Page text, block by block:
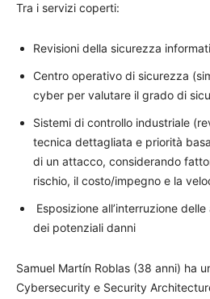
Tra i servizi coperti:
Revisioni della sicurezza
Centro operativo di sicurezza
cyber per valutare il grado di
Sistemi di controllo industriale
tecnica dettagliata e priorità
di un attacco, considerando
rischio, il costo/impegno e la
Esposizione all’interruzione
dei potenziali danni
Samuel Martín Roblas (38 anni) ha
Cybersecurity e Security